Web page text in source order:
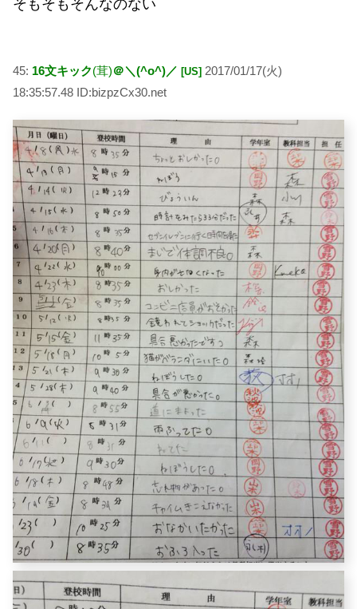
そもそもそんなのない
45: 16文キック(茸)＠＼(^o^)／ [US] 2017/01/17(火)
18:35:57.48 ID:bizpzCx30.net